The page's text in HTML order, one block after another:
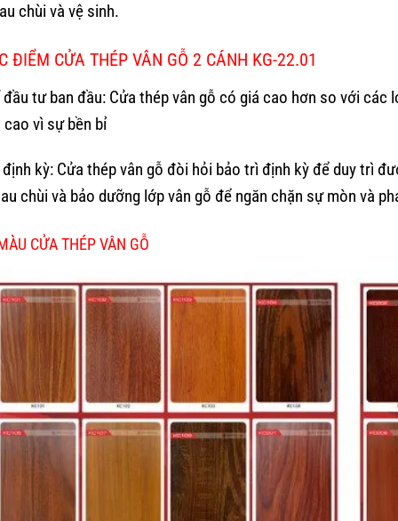
chùi và vệ sinh.
ĐIỂM CỬA THÉP VÂN GỖ 2 CÁNH KG-22.01
đầu tư ban đầu: Cửa thép vân gỗ có giá cao hơn so với
vì sự bền bỉ
kỳ: Cửa thép vân gỗ đòi hỏi bảo trì định kỳ để duy trì
chùi và bảo dưỡng lớp vân gỗ để ngăn chặn sự mòn và
CỬA THÉP VÂN GỖ